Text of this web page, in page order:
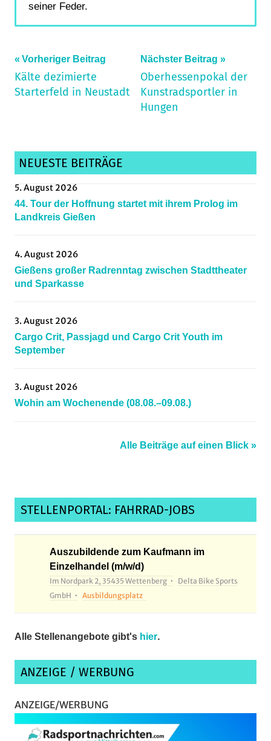
seiner Feder.
Beitragsnavigation
Vorheriger Beitrag
Kälte dezimierte
Starterfeld in Neustadt
Nächster Beitrag
Oberhessenpokal der
Kunstradsportler in
Hungen
NEUESTE BEITRÄGE
5. August 2026
44. Tour der Hoffnung startet mit ihrem Prolog im
Landkreis Gießen
4. August 2026
Gießens großer Radrenntag zwischen Stadttheater
und Sparkasse
3. August 2026
Cargo Crit, Passjagd und Cargo Crit Youth im
September
3. August 2026
Wohin am Wochenende (08.08.–09.08.)
Alle Beiträge auf einen Blick »
STELLENPORTAL: FAHRRAD-JOBS
Auszubildende zum Kaufmann im
Einzelhandel (m/w/d)
Im Nordpark 2, 35435 Wettenberg
Delta Bike Sports
GmbH
Ausbildungsplatz
Alle Stellenangebote gibt's hier.
ANZEIGE / WERBUNG
ANZEIGE/WERBUNG